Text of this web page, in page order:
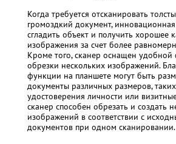
Когда требуется отсканировать
громоздкий документ,
сгладить объект и получить хорошее
изображения за счет более
Кроме того, сканер оснащен удобной
обрезки нескольких изображений.
функции на планшете могут быть
документы различных размеров,
удостоверения личности или
сканер способен обрезать и создать
изображений в соответствии с
документов при одном сканировании.